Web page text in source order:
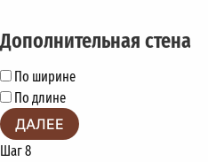
Дополнительная стена
По ширине
По длине
ДАЛЕЕ
Шаг 8